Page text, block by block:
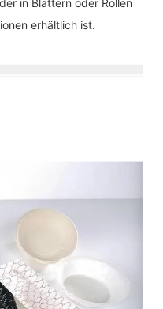
in Blättern oder Rollen
erhältlich ist.